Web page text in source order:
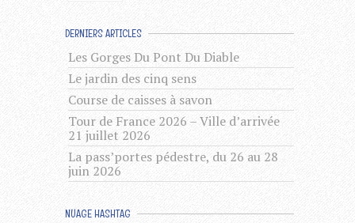
DERNIERS ARTICLES
Les Gorges Du Pont Du Diable
Le jardin des cinq sens
Course de caisses à savon
Tour de France 2026 – Ville d’arrivée
21 juillet 2026
La pass’portes pédestre, du 26 au 28
juin 2026
NUAGE HASHTAG